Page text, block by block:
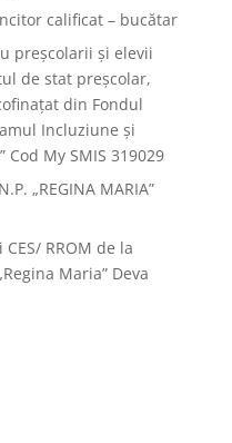
calificat – bucătar
preșcolarii și elevii
de stat preșcolar,
din Fondul
Incluziune și
Cod My SMIS 319029
„REGINA MARIA”
RROM de la
Maria” Deva